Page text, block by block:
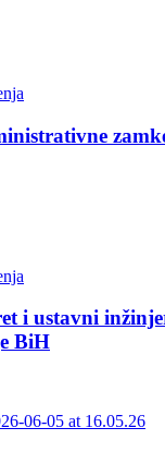
i ustavni
BiH